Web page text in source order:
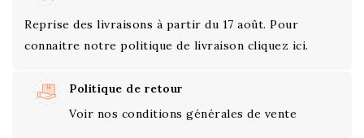
Reprise des livraisons à partir du 17 août. Pour
connaitre notre politique de livraison cliquez ici.
Politique de retour
Voir nos conditions générales de vente